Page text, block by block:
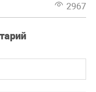
2967